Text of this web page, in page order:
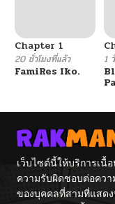
Chapter 1
20 ชั่วโมงที่แล้ว
FamiRes Iko.
1
เว็บไซต์นี้ให้บริการเนื้
ความรับผิดชอบต่อควา
ของบุคคลที่สามที่แสดง